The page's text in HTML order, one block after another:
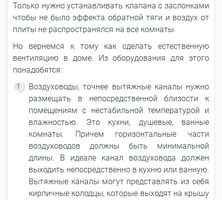
Только нужно устанавливать клапана с заслонками
чтобы не было эффекта обратной тяги и воздух от
плиты не распространялся на все комнаты.
Но вернемся к тому как сделать естественную
вентиляцию в доме. Из оборудования для этого
понадобятся:
Воздуховоды, точнее вытяжные каналы нужно
размещать в непосредственной близости к
помещениям с нестабильной температурой и
влажностью. Это кухни, душевые, ванные
комнаты. Причем горизонтальные части
воздуховодов должны быть минимальной
длины. В идеале канал воздуховода должен
выходить непосредственно в кухню или ванную.
Вытяжные каналы могут представлять из себя
кирпичные колодцы, которые выходят на крышу